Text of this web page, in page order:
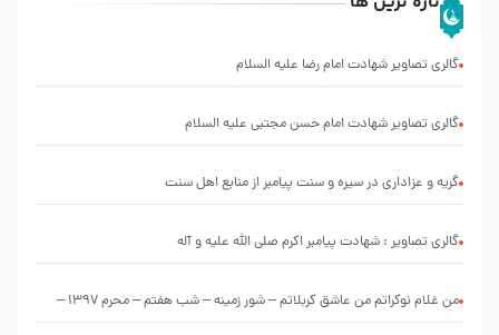
گالری تصاویر شهادت امام رضا علیه السلام
گالری تصاویر شهادت امام حسن مجتبی علیه السلام
گریه و عزاداری در سیره و سنت پیامبر از منابع اهل سنت
گالری تصاویر : شهادت پیامبر اکرم صلی الله علیه و آله
من غلام نوکراتم من عاشق کربلاتم – شور زمینه – شب هفتم – محرم 1397 –